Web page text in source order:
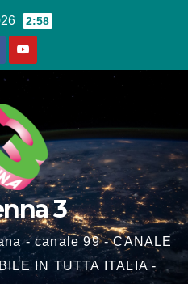
2:58
3
- canale 99 - CANALE
IN TUTTA ITALIA -